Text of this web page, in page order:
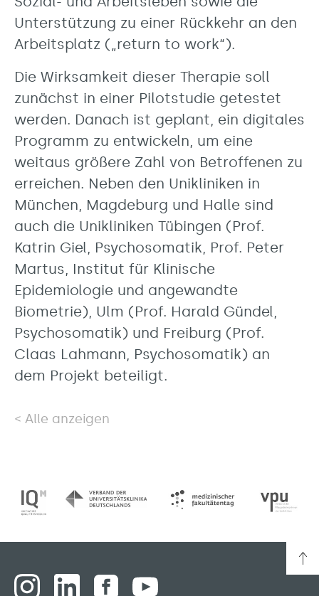
Unterstützung zu einer Rückkehr an den
Arbeitsplatz („return to work“).
Die Wirksamkeit dieser Therapie soll
zunächst in einer Pilotstudie getestet
werden. Danach ist geplant, ein digitales
Programm zu entwickeln, um eine
weitaus größere Zahl von Betroffenen zu
erreichen. Neben den Unikliniken in
München, Magdeburg und Halle sind
auch die Unikliniken Tübingen (Prof.
Katrin Giel, Psychosomatik, Prof. Peter
Martus, Institut für Klinische
Epidemiologie und angewandte
Biometrie), Ulm (Prof. Harald Gündel,
Psychosomatik) und Freiburg (Prof.
Claas Lahmann, Psychosomatik) an
dem Projekt beteiligt.
Alle anzeigen